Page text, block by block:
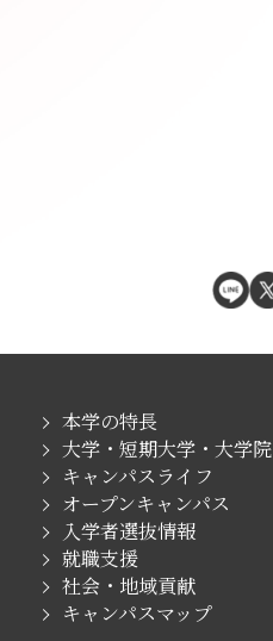
本学の特長
大学・短期大学・大学院
キャンパスライフ
オープンキャンパス
入学者選抜情報
就職支援
社会・地域貢献
キャンパスマップ